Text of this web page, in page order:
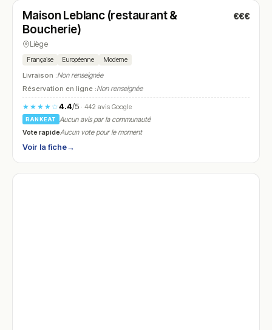
N° 28
Maison Leblanc (restaurant &
Boucherie)
€€€
Liège
Française Européenne Moderne
Livraison :Non renseignée
Réservation en ligne :Non renseignée
★★★★☆4.4/5· 442 avis Google
RANKEAT
Aucun avis par la communauté
Vote rapideAucun vote pour le moment
Voir la fiche→